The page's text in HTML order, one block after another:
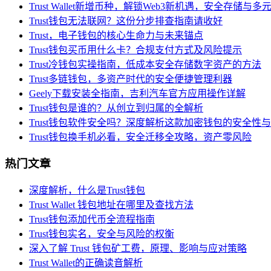
Trust Wallet新增币种，解锁Web3新机遇，安全存储与多
Trust钱包无法联网？这份分步排查指南请收好
Trust，电子钱包的核心生命力与未来锚点
Trust钱包买币用什么卡？合规支付方式及风险提示
Trust冷钱包实操指南，低成本安全存储数字资产的方法
Trust多链钱包，多资产时代的安全便捷管理利器
Geely下载安装全指南，吉利汽车官方应用操作详解
Trust钱包是谁的？从创立到归属的全解析
Trust钱包软件安全吗？深度解析这款加密钱包的安全性
Trust钱包换手机必看，安全迁移全攻略，资产零风险
热门文章
深度解析，什么是Trust钱包
Trust Wallet 钱包地址在哪里及查找方法
Trust钱包添加代币全流程指南
Trust钱包实名，安全与风险的权衡
深入了解 Trust 钱包矿工费，原理、影响与应对策略
Trust Wallet的正确读音解析